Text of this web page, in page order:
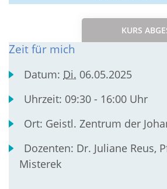
KURS
Zeit für mich
Datum: Di. 06.05.2025
Uhrzeit: 09:30 - 16:00 Uhr
Ort: Geistl. Zentrum der
Dozenten: Dr. Juliane Reus,
Misterek